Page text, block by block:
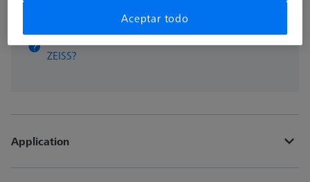
¿Obtener rápidamente un presupuesto oficial de
ZEISS?
Application
Aceptar todo